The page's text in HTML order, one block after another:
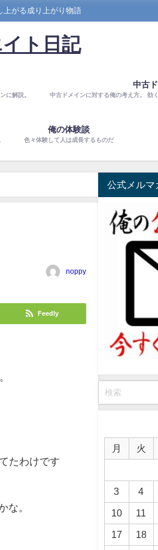
上がる成り上がり物語
ト日記
に解説。
中古
中古ドメインに対する俺の考え方。 効
俺の体験談
色々体験して人は成長するものだ
noppy
Feedly
たわけです
な。
公式メルマ
月 火
3 4
10 11
17 18